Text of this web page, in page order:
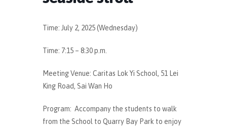
Time: July 2, 2025 (Wednesday)
Time: 7:15 – 8:30 p.m.
Meeting Venue: Caritas Lok Yi School, 51 Lei
King Road, Sai Wan Ho
Program: Accompany the students to walk
from the School to Quarry Bay Park to enjoy